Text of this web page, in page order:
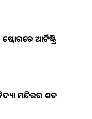
ଆର୍ଟିଷ୍ଟ୍ରି
ମନ୍ଦିରର ଶତ